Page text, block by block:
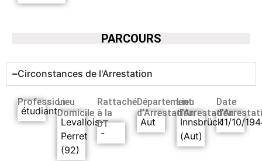
PARCOURS
Circonstances de l'Arrestation
Profession
étudiant
Lieu
Domicile
Levallois-
Perret
(92)
Rattaché
à la
DT
-
Département
d’Arrestation
Aut
Lieu
d’Arrestation
Innsbrück
(Aut)
Date
11/10/